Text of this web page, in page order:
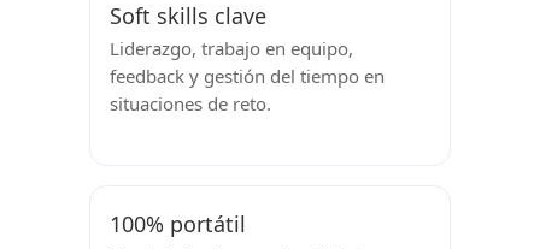
Soft skills clave
Liderazgo, trabajo en equipo,
feedback y gestión del tiempo en
situaciones de reto.
100% portátil